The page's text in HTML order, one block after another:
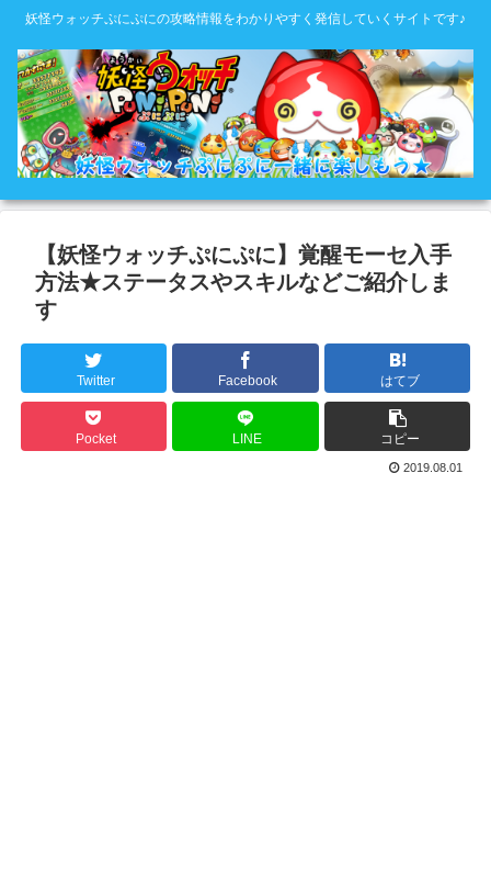
妖怪ウォッチぷにぷにの攻略情報をわかりやすく発信していくサイトです♪
【妖怪ウォッチぷにぷに】覚醒モーセ入手
方法★ステータスやスキルなどご紹介しま
す
Twitter Facebook はてブ
Pocket LINE コピー
2019.08.01